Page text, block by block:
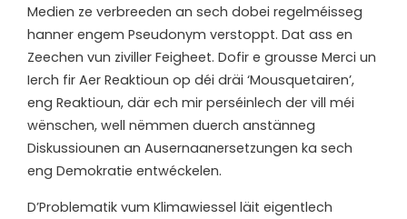
Medien ze verbreeden an sech dobei regelméisseg
hanner engem Pseudonym verstoppt. Dat ass en
Zeechen vun ziviller Feigheet. Dofir e grousse Merci un
Ierch fir Aer Reaktioun op déi dräi ‘Mousquetairen’,
eng Reaktioun, där ech mir perséinlech der vill méi
wënschen, well nëmmen duerch anstänneg
Diskussiounen an Ausernaanersetzungen ka sech
eng Demokratie entwéckelen.
D’Problematik vum Klimawiessel läit eigentlech